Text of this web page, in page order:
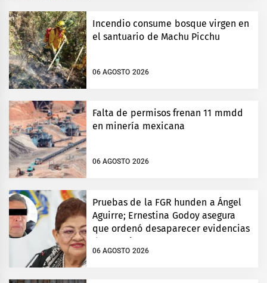
Incendio consume bosque virgen en
el santuario de Machu Picchu
06 AGOSTO 2026
Falta de permisos frenan 11 mmdd
en minería mexicana
06 AGOSTO 2026
Pruebas de la FGR hunden a Ángel
Aguirre; Ernestina Godoy asegura
que ordenó desaparecer evidencias
06 AGOSTO 2026